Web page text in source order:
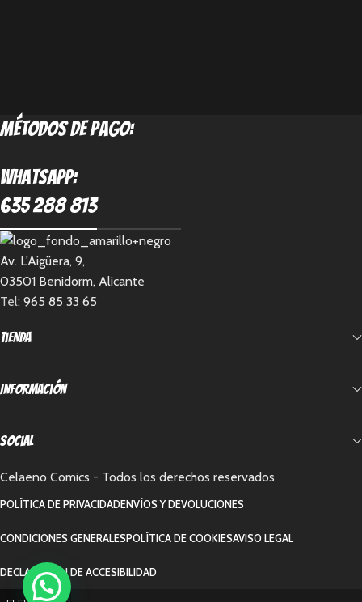
métodos de pago:
Whatsapp:
635 288 813
Av. L'Aigüera, 9,
03501 Benidorm, Alicante
Tel: 965 85 33 65
Tienda
Información
Social
Celaeno Comics - Todos los derechos reservados
POLÍTICA DE PRIVACIDADENVÍOS Y DEVOLUCIONES
CONDICIONES GENERALESPOLÍTICA DE COOKIESAVISO LEGAL
DECLARACIÓN DE ACCESIBILIDAD